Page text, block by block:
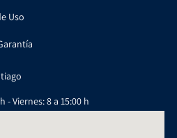
Uso
- Viernes: 8 a 15:00 h